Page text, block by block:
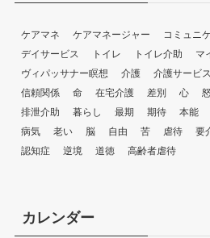
ケアマネ ケアマネージャー コミュニ
デイサービス
トイレ トイレ介助
マ
ヴィパッサナー瞑想
介護 介護サービス
信頼関係
命 在宅介護 差別 心
排泄介助
暮らし 最期 期待 本能
病気
老い 脳 自由 苦 虐待 要
認知症
逆境 道徳 高齢者虐待
カレンダー